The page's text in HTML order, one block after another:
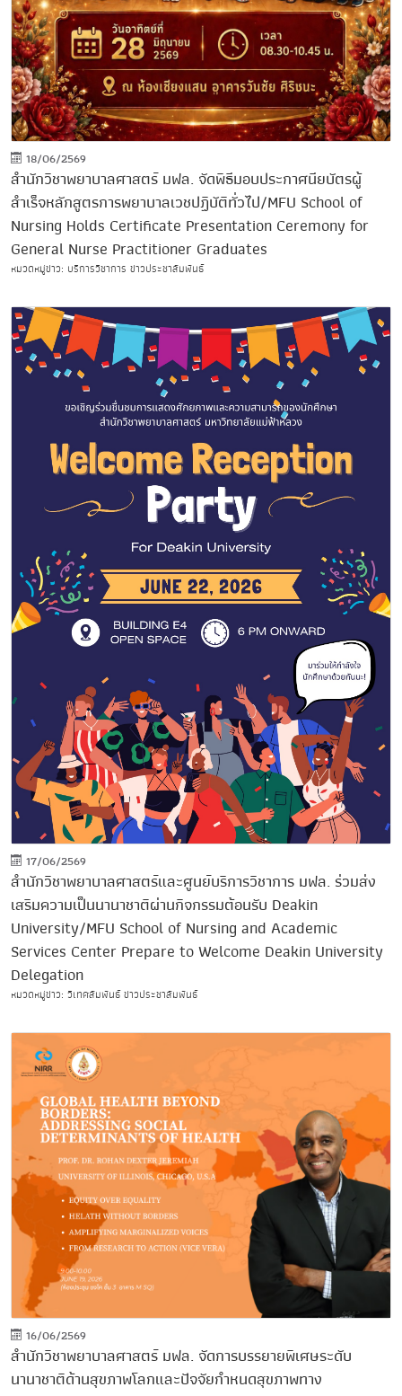
18/06/2569
สำนักวิชาพยาบาลศาสตร์ มฟล. จัดพิธีมอบประกาศนียบัตรผู้
สำเร็จหลักสูตรการพยาบาลเวชปฏิบัติทั่วไป/MFU School of
Nursing Holds Certificate Presentation Ceremony for
General Nurse Practitioner Graduates
หมวดหมู่ข่าว: บริการวิชาการ ข่าวประชาสัมพันธ์
17/06/2569
สำนักวิชาพยาบาลศาสตร์และศูนย์บริการวิชาการ มฟล. ร่วมส่ง
เสริมความเป็นนานาชาติผ่านกิจกรรมต้อนรับ Deakin
University/MFU School of Nursing and Academic
Services Center Prepare to Welcome Deakin University
Delegation
หมวดหมู่ข่าว: วิเทศสัมพันธ์ ข่าวประชาสัมพันธ์
16/06/2569
สำนักวิชาพยาบาลศาสตร์ มฟล. จัดการบรรยายพิเศษระดับ
นานาชาติด้านสุขภาพโลกและปัจจัยกำหนดสุขภาพทาง